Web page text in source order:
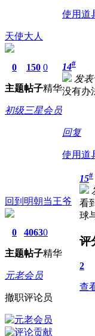
使用道
天使大人
0
主题
150
帖子
0
精华
初级三星会员
14#
发表
没有办
回复
使用道
回到明朝当王爷
0
主题
4063
帖子
0
精华
元老会员
撤职评论员
15#
看
球
评
2
查